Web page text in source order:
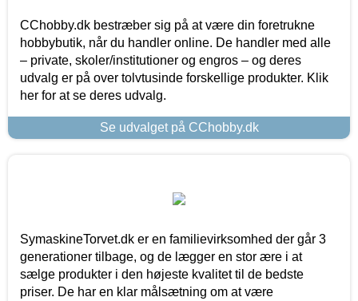
CChobby.dk bestræber sig på at være din foretrukne
hobbybutik, når du handler online. De handler med alle
– private, skoler/institutioner og engros – og deres
udvalg er på over tolvtusinde forskellige produkter. Klik
her for at se deres udvalg.
Se udvalget på CChobby.dk
SymaskineTorvet.dk er en familievirksomhed der går 3
generationer tilbage, og de lægger en stor ære i at
sælge produkter i den højeste kvalitet til de bedste
priser. De har en klar målsætning om at være